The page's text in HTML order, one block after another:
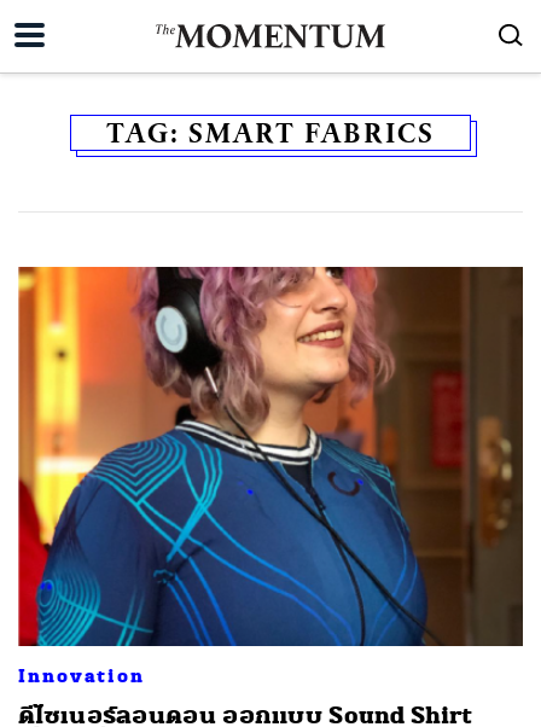
TAG: SMART FABRICS
Innovation
ดีไซเนอร์ลอนดอน ออกแบบ Sound Shirt
ค้นหา
SHARE TWEET LINE EMAIL